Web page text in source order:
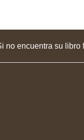
no encuentra su libro